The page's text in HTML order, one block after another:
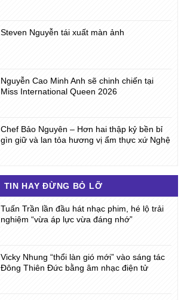
Steven Nguyễn tái xuất màn ảnh
Nguyễn Cao Minh Anh sẽ chinh chiến tại
Miss International Queen 2026
Chef Bảo Nguyên – Hơn hai thập kỷ bền bỉ
gìn giữ và lan tỏa hương vị ẩm thực xứ Nghệ
TIN HAY ĐỪNG BỎ LỠ
Tuấn Trần lần đầu hát nhạc phim, hé lộ trải
nghiệm “vừa áp lực vừa đáng nhớ”
Vicky Nhung “thổi làn gió mới” vào sáng tác
Đông Thiên Đức bằng âm nhạc điện tử